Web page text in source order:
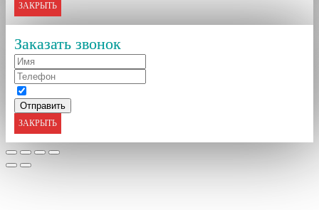
ЗАКРЫТЬ
Заказать звонок
ЗАКРЫТЬ